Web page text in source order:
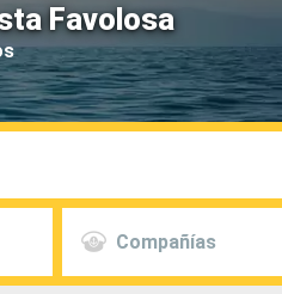
Favolosa
Compañías